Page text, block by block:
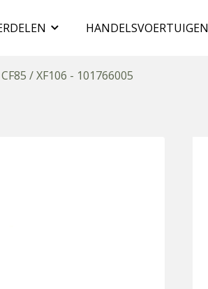
HANDELSVOERTUIGEN
/ XF106 - 101766005